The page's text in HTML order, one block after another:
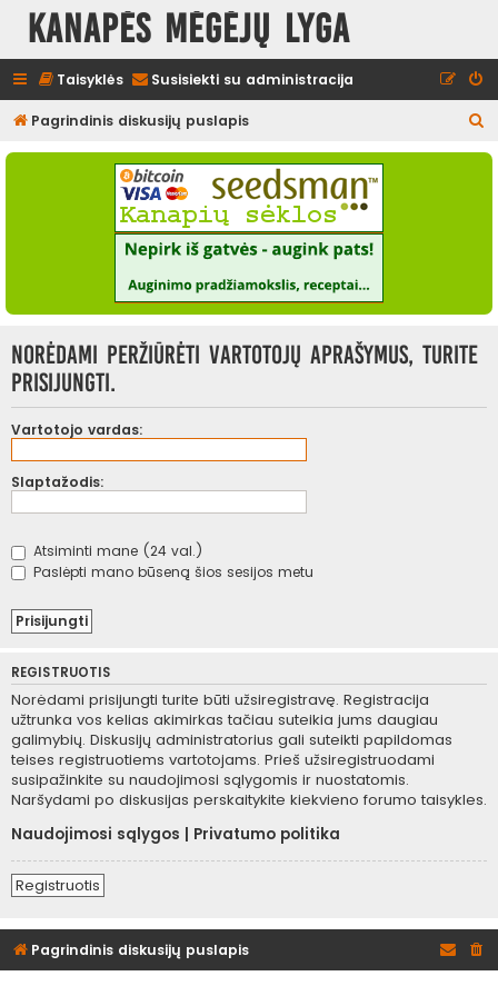
Kanapės mėgėjų lyga
Taisyklės Susisiekti su administracija
Pagrindinis diskusijų puslapis
e
Norėdami peržiūrėti vartotojų aprašymus, turite
prisijungti.
Vartotojo vardas:
Slaptažodis:
Atsiminti mane (24 val.)
Paslėpti mano būseną šios sesijos metu
REGISTRUOTIS
Norėdami prisijungti turite būti užsiregistravę. Registracija
užtrunka vos kelias akimirkas tačiau suteikia jums daugiau
galimybių. Diskusijų administratorius gali suteikti papildomas
teises registruotiems vartotojams. Prieš užsiregistruodami
susipažinkite su naudojimosi sąlygomis ir nuostatomis.
Naršydami po diskusijas perskaitykite kiekvieno forumo taisykles.
Naudojimosi sąlygos
Privatumo politika
Registruotis
Pagrindinis diskusijų puslapis